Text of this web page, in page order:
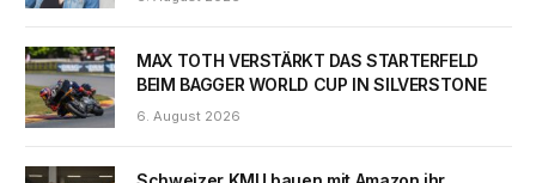
MAX TOTH VERSTÄRKT DAS STARTERFELD
BEIM BAGGER WORLD CUP IN SILVERSTONE
6. August 2026